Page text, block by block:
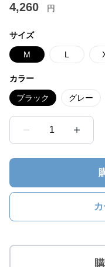
4,260 円
サイズ
M L
カラー
ブラック グレー
1